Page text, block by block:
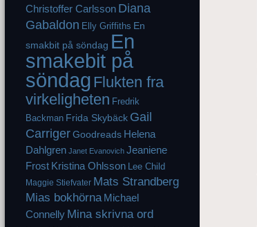
Christoffer Carlsson Diana
Gabaldon Elly Griffiths En
smakbit på söndag En
smakebit på
söndag Flukten fra
virkeligheten Fredrik
Backman Frida Skybäck Gail
CarrigerGoodreads Helena
Dahlgren Janet Evanovich Jeaniene
Frost Kristina Ohlsson Lee Child
Maggie Stiefvater Mats Strandberg
Mias bokhörna Michael
Connelly Mina skrivna ord